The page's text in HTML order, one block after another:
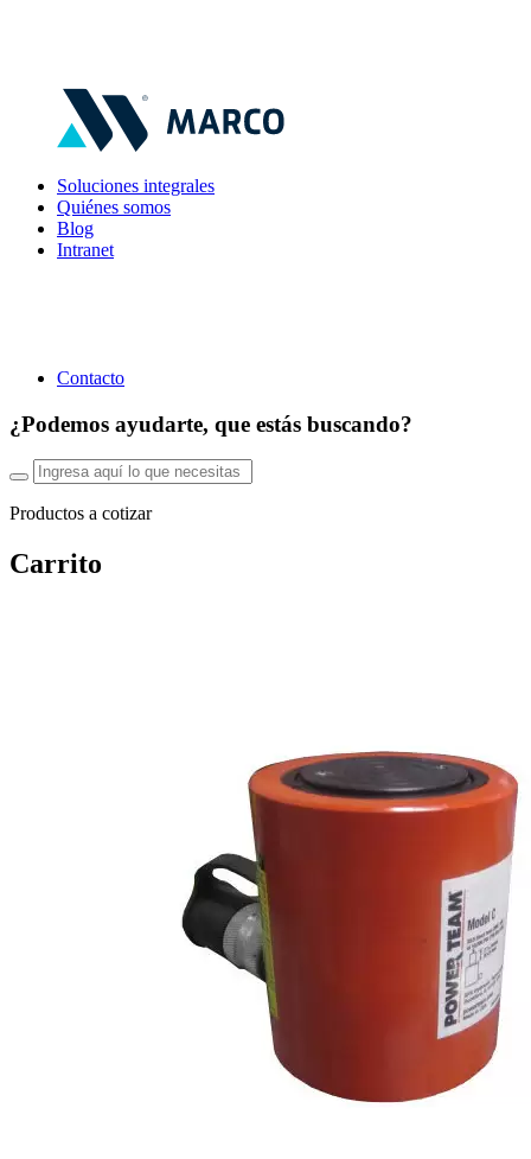
Soluciones integrales
Quiénes somos
Blog
Intranet
Contacto
¿Podemos ayudarte, que estás buscando?
Productos a cotizar
Carrito